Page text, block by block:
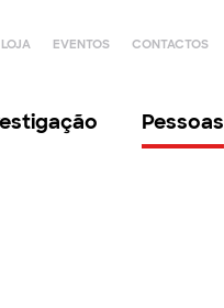
LOJA EVENTOS CONTACTOS
Pessoas